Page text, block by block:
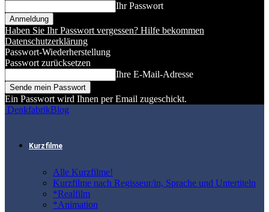
Ihr Passwort
Haben Sie Ihr Passwort vergessen? Hilfe bekommen
Datenschutzerklärung
Passwort-Wiederherstellung
Passwort zurücksetzen
Ihre E-Mail-Adresse
Ein Passwort wird Ihnen per Email zugeschickt.
DenkfabrikBlog
Kurzfilme
Alle Kurzfilme!
Kurzfilme nach Regisseur/in, Sprache und Untertiteln
*Realfilm
*Animation